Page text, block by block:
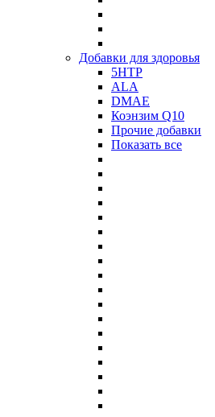
Добавки для здоровья
5HTP
ALA
DMAE
Коэнзим Q10
Прочие добавки
Показать все